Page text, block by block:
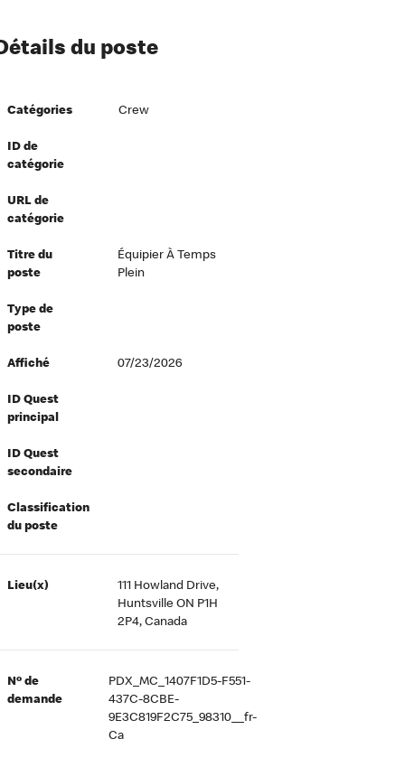
à l’égard de nos employés
directeurs
équité et inclusion
au travail
du poste
Catégories Crew
ID de
catégorie
URL de
catégorie
Titre du
poste
Équipier À Temps
Plein
Type de
poste
Affiché 07/23/2026
ID Quest
principal
ID Quest
secondaire
Classification
du poste
Lieu(x)
111 Howland Drive,
Huntsville ON P1H
2P4, Canada
Nº de
demande
PDX_MC_1407F1D5-F551-
437C-8CBE-
9E3C819F2C75_98310__fr-
Ca